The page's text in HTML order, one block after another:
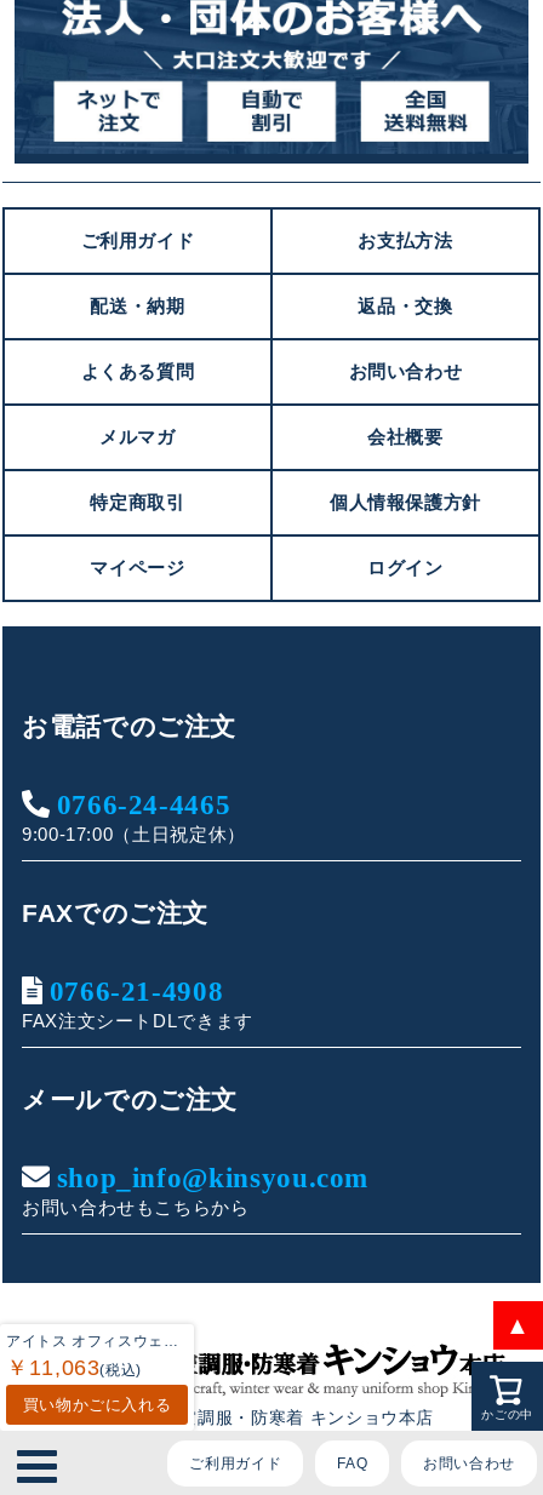
ご利用ガイド FAQ お問い合わせ
キンショウお問い合わせサポート
こんにちは！
ご質問内容をお選びください。
🦺 購入前によくあるご質問
ご利用ガイド お支払方法
配送・納期 返品・交換
よくある質問 お問い合わせ
メルマガ 会社概要
特定商取引 個人情報保護方針
マイページ ログイン
お電話でのご注文
0766-24-4465
9:00-17:00（土日祝定休）
FAXでのご注文
0766-21-4908
FAX注文シートDLできます
メールでのご注文
shop_info@kinsyou.com
お問い合わせもこちらから
作業服・空調服・防寒着 キンショウ本店
営業時間 : 9:00-17:00（土日祝定休）
▲
かごの中
アイトス オフィスウェア Aitoz 630020 レディースノーカラージャケット 17号-19号
￥11,063(税込)
買い物かごに入れる